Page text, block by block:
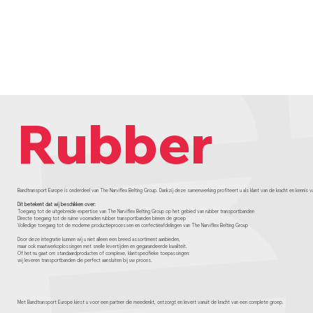
Rubber
Bandtransport Europe is onderdeel van The Narviflex Belting Group. Dankzij deze samenwerking profiteert u als klant van de kracht en kennis
Dit betekent dat wij beschikken over:
Toegang tot de uitgebreide expertise van The Narviflex Belting Group op het gebied van rubber transportbanden
Directe toegang tot de ruime voorraden rubber transportbanden binnen de groep
Volledige toegang tot de moderne productieprocessen en confectieafdelingen van The Narviflex Belting Group
Door deze integratie kunnen wij u niet alleen een breed assortiment aanbieden,
maar ook maatwerkoplossingen met snelle levertijden en gegarandeerde kwaliteit.
Of het nu gaat om standaardproducten of complexe, klantspecifieke toepassingen:
wij leveren transportbanden die perfect aansluiten bij uw proces.
Met Bandtransport Europe kiest u voor een partner die meedenkt, ontzorgt en levert vanuit de kracht van een complete groep.